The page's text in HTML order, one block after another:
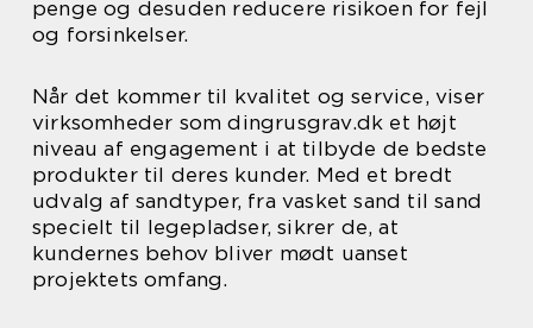
penge og desuden reducere risikoen for fejl
og forsinkelser.
Når det kommer til kvalitet og service, viser
virksomheder som dingrusgrav.dk et højt
niveau af engagement i at tilbyde de bedste
produkter til deres kunder. Med et bredt
udvalg af sandtyper, fra vasket sand til sand
specielt til legepladser, sikrer de, at
kundernes behov bliver mødt uanset
projektets omfang.